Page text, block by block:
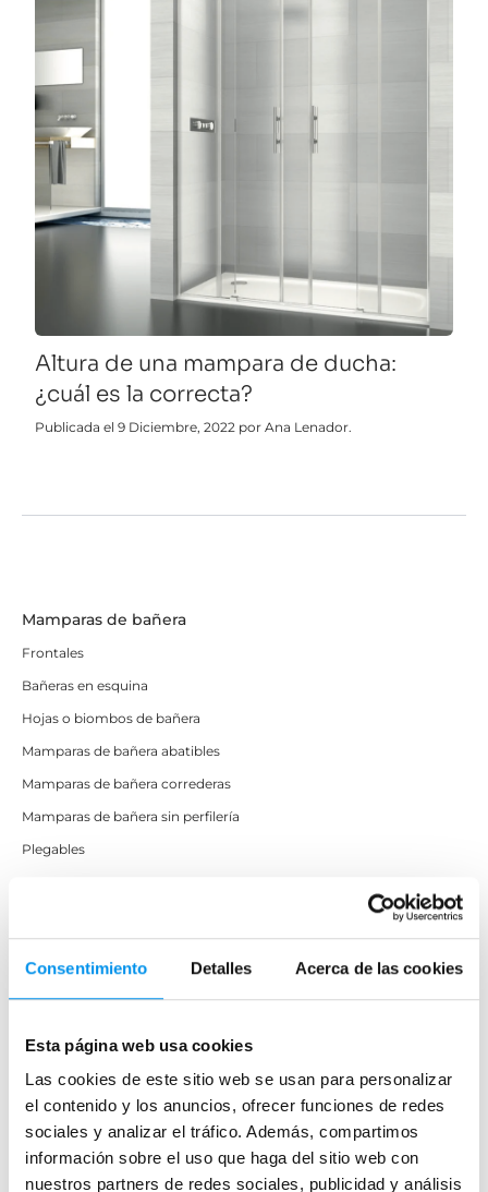
Consentimiento Detalles Acerca de las cookies
Esta página web usa cookies
Las cookies de este sitio web se usan para personalizar
el contenido y los anuncios, ofrecer funciones de redes
sociales y analizar el tráfico. Además, compartimos
información sobre el uso que haga del sitio web con
nuestros partners de redes sociales, publicidad y análisis
Altura de una mampara de ducha:
¿cuál es la correcta?
Publicada el 9 Diciembre, 2022 por Ana Lenador.
Mamparas de bañera
Frontales
Bañeras en esquina
Hojas o biombos de bañera
Mamparas de bañera abatibles
Mamparas de bañera correderas
Mamparas de bañera sin perfilería
Plegables
Fijos y paneles de ducha
Semicirculares
Correderas sin perfiles
Apertura abatible
Apertura plegable